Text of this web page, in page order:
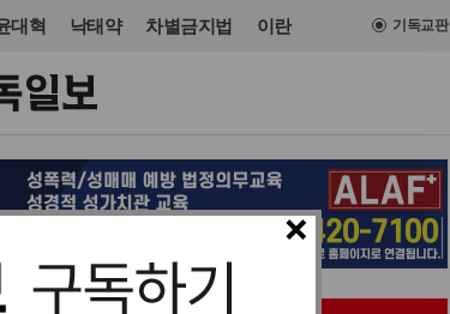
대혁 낙태약 차별금지법 이란 기독교판
×